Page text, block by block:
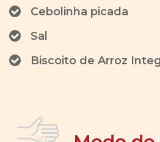
Cebolinha picada
Sal
Biscoito de Arroz